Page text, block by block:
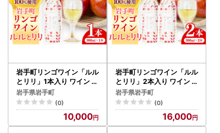
岩手町リンゴワイン「ルル
とリリ」1本入り ワイン フ
ルーツワイン 360ml ギフ
ト りんご 酒 プレゼント 贈
り物 林檎 果実 甘口 お酒
宅飲み 家飲み ご当地 岩手
県 岩手町 岩手町ふるさと
岩手県岩手町
(0)
10,000
岩手町リンゴワイン「ルル
とリリ」2本入り ワイン
フルーツワイン 360ml ギ
フト りんご 酒 プレゼント
贈り物 林檎 果実 甘口 お酒
宅飲み 家飲み ご当地 岩手
県 岩手町 岩手町ふるさと
岩手県岩手町
(0)
16,000